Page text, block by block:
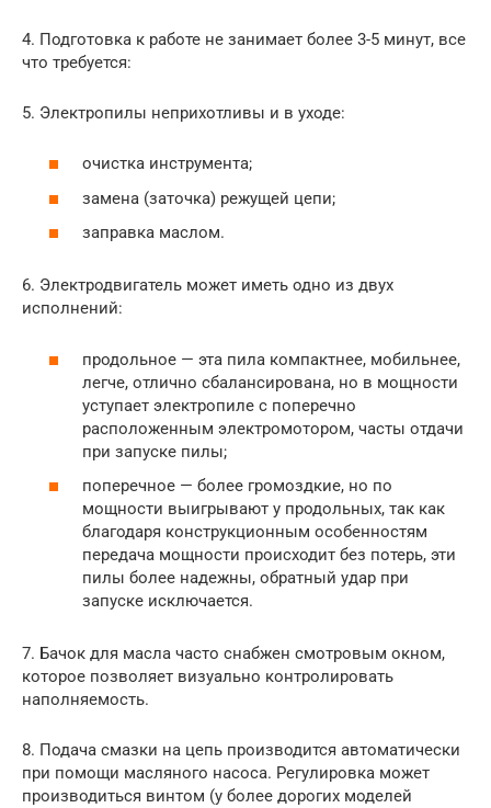
4. Подготовка к работе не занимает более 3-5 минут, все
что требуется:
5. Электропилы неприхотливы и в уходе:
очистка инструмента;
замена (заточка) режущей цепи;
заправка маслом.
6. Электродвигатель может иметь одно из двух
исполнений:
продольное — эта пила компактнее, мобильнее,
легче, отлично сбалансирована, но в мощности
уступает электропиле с поперечно
расположенным электромотором, часты отдачи
при запуске пилы;
поперечное — более громоздкие, но по
мощности выигрывают у продольных, так как
благодаря конструкционным особенностям
передача мощности происходит без потерь, эти
пилы более надежны, обратный удар при
запуске исключается.
7. Бачок для масла часто снабжен смотровым окном,
которое позволяет визуально контролировать
наполняемость.
8. Подача смазки на цепь производится автоматически
при помощи масляного насоса. Регулировка может
производиться винтом (у более дорогих моделей